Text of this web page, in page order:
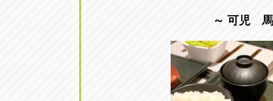
アップル
アップル
0568-76-
愛知県小牧市久保新町20
～ 可児